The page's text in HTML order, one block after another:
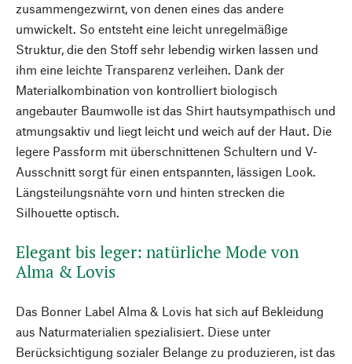
zusammengezwirnt, von denen eines das andere
umwickelt. So entsteht eine leicht unregelmäßige
Struktur, die den Stoff sehr lebendig wirken lassen und
ihm eine leichte Transparenz verleihen. Dank der
Materialkombination von kontrolliert biologisch
angebauter Baumwolle ist das Shirt hautsympathisch und
atmungsaktiv und liegt leicht und weich auf der Haut. Die
legere Passform mit überschnittenen Schultern und V-
Ausschnitt sorgt für einen entspannten, lässigen Look.
Längsteilungsnähte vorn und hinten strecken die
Silhouette optisch.
Elegant bis leger: natürliche Mode von
Alma & Lovis
Das Bonner Label Alma & Lovis hat sich auf Bekleidung
aus Naturmaterialien spezialisiert. Diese unter
Berücksichtigung sozialer Belange zu produzieren, ist das